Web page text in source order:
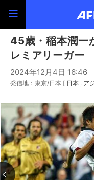
45歳・稲本潤一
レミアリーガー
2024年12月4日 16:46
発信地：東京/日本 [ 日本 ア